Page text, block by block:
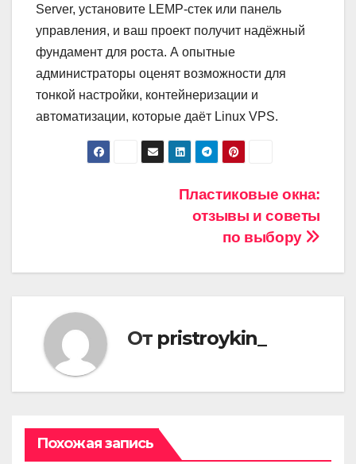
Server, установите LEMP-стек или панель
управления, и ваш проект получит надёжный
фундамент для роста. А опытные
администраторы оценят возможности для
тонкой настройки, контейнеризации и
автоматизации, которые даёт Linux VPS.
записям
Пластиковые окна:
отзывы и советы
по выбору
От pristroykin_
Похожая запись